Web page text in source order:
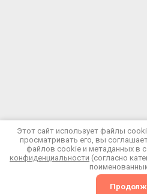
© 2023 - 2026 ООО
Политика
Этот сайт использует файлы
просматривать его, вы
файлов cookie и метаданных в
конфиденциальности (согласно